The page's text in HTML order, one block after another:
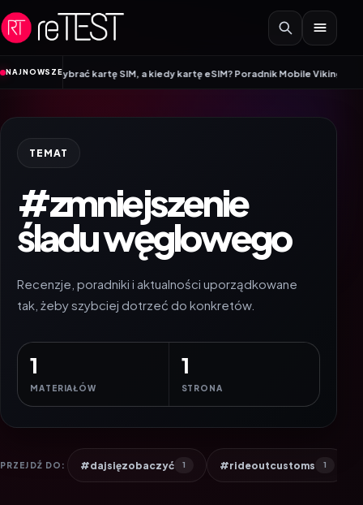
Przejdź do treści
NAJNOWSZE
wybrać kartę SIM, a kiedy kartę eSIM? Poradnik Mobile Vikings•
TEMAT
#zmniejszenie
śladu węglowego
Recenzje, poradniki i aktualności uporządkowane
tak, żeby szybciej dotrzeć do konkretów.
1
MATERIAŁÓW
1
STRONA
PRZEJDŹ DO: #dajsięzobaczyć 1 #rideoutcustoms 1